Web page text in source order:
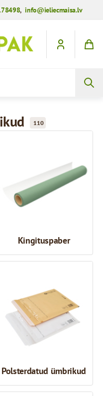
,info@ieliecmaisa.lv
110
Kingituspaber
Polsterdatud ümbrikud